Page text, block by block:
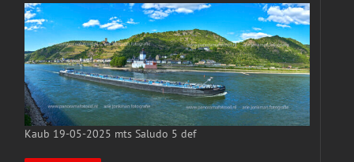
Kaub 19-05-2025 mts Saludo 5 def